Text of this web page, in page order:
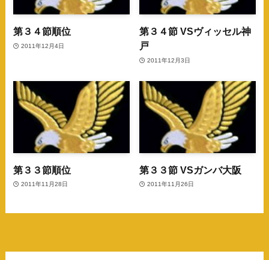
第３４節順位
2011年12月4日
第３４節 VSヴィッセル神
戸
2011年12月3日
第３３節順位
2011年11月28日
第３３節 VSガンバ大阪
2011年11月26日